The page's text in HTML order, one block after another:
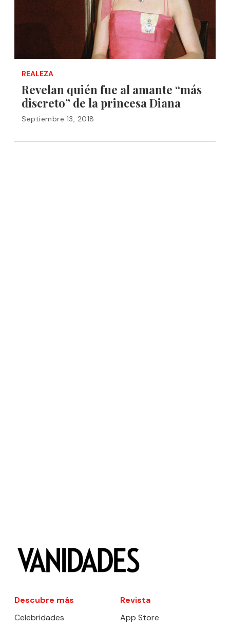
REALEZA
Revelan quién fue al amante “más
discreto” de la princesa Diana
Septiembre 13, 2018
Descubre más
Celebridades
Revista
App Store